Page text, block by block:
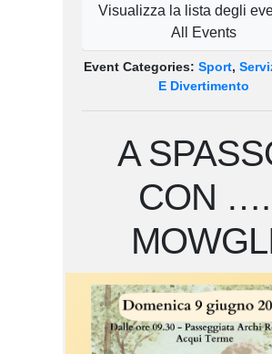
Visualizza la lista degli
All Events
Event Categories: Sport,
E Divertimento
A
CON ….